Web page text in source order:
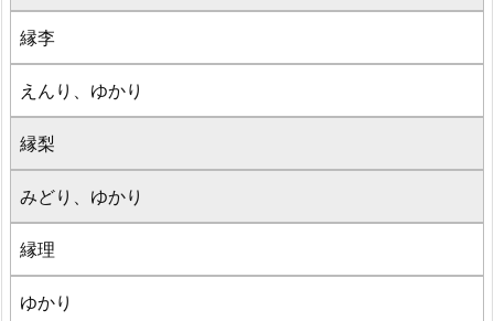
縁李
えんり、ゆかり
縁梨
みどり、ゆかり
縁理
ゆかり